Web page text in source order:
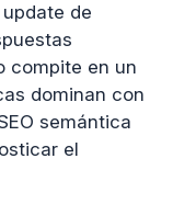
de
compite en un
dominan con
semántica
el